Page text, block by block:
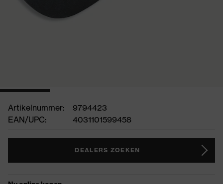
Artikelnummer:
9794423
EAN/UPC:
4031101599458
DEALERS ZOEKEN